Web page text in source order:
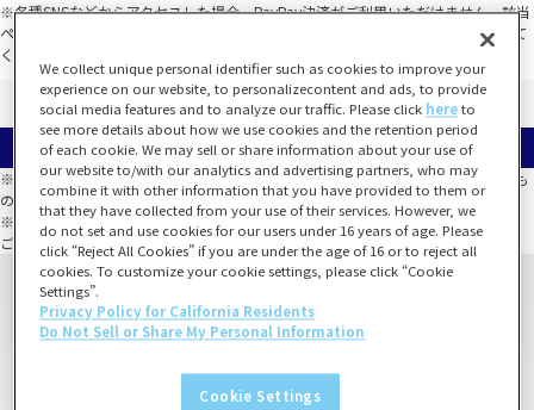
※各種SNSなどからアクセスした場合、PayPay決済がご利用いただけません。該当
ページのURLをコピーしてブラウザ（safari、chromeなど）で再度ページを開いて
ください。
等賞一覧
※選べない等賞は、同一のくじ箱において必ずしも全種類が揃うことを保証するも
のではありません。
※全種類数以上の数量が当たった場合でも、全種類が揃わないこともございます。
ご了承のうえお買い求めください。
We collect unique personal identifier such as cookies to improve your
experience on our website, to personalizecontent and ads, to provide
social media features and to analyze our traffic. Please click hereto
see more details about how we use cookies and the retention period
of each cookie. We may sell or share information about your use of
our website to/with our analytics and advertising partners, who may
combine it with other information that you have provided to them or
that they have collected from your use of their services. However, we
do not set and use cookies for our users under 16 years of age. Please
click “Reject All Cookies” if you are under the age of 16 or to reject all
cookies. To customize your cookie settings, please click “Cookie
Settings”.
Privacy Policy for California Residents
Do Not Sell or Share My Personal Information
Cookie Settings